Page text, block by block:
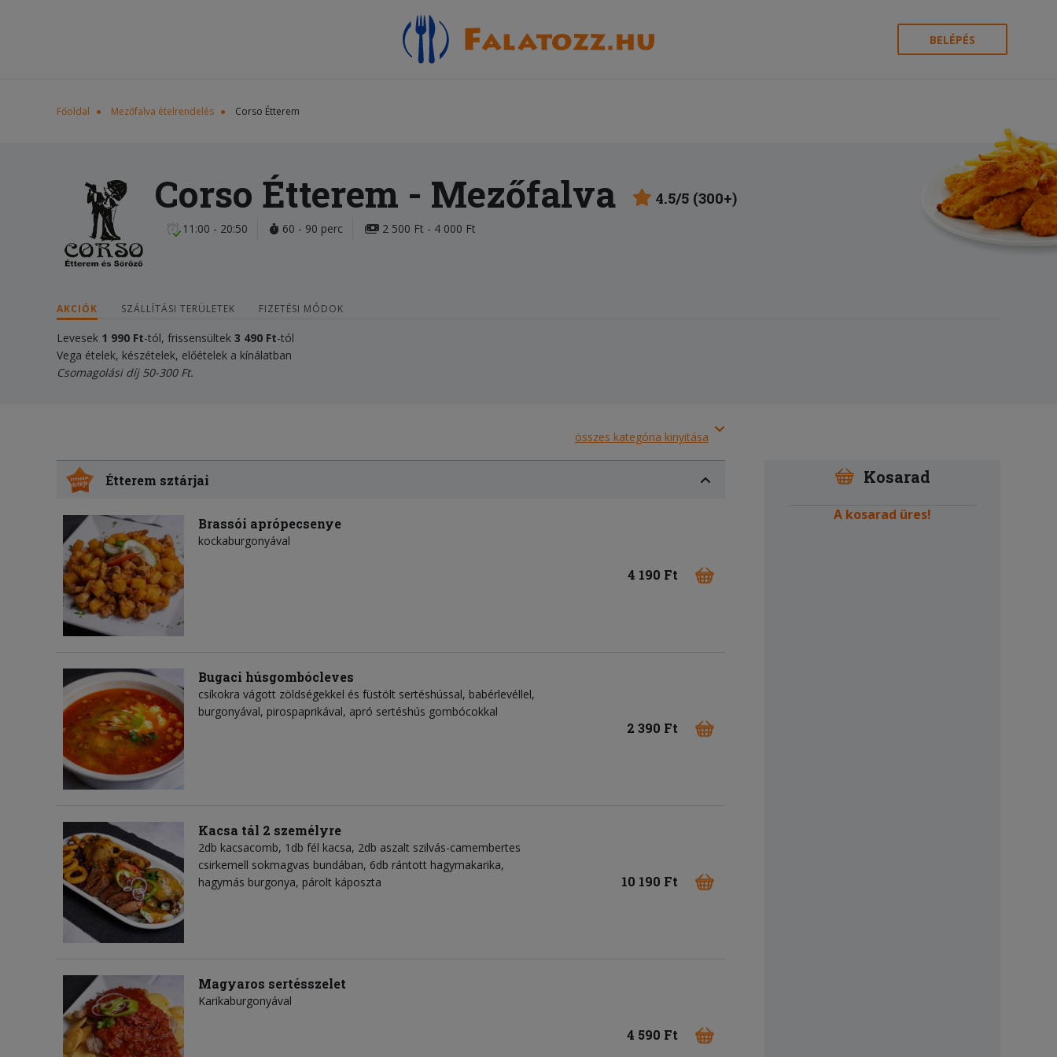
BELÉPÉS
Főoldal Mezőfalva ételrendelés Corso Étterem
Corso Étterem - Mezőfalva 4.5/5 (300+)
11:00 - 20:50 60 - 90 perc 2 500 Ft - 4 000 Ft
AKCIÓK SZÁLLÍTÁSI TERÜLETEK FIZETÉSI MÓDOK
Levesek 1 990 Ft-tól, frissensültek 3 490 Ft-tól
Vega ételek, készételek, előételek a kínálatban
Csomagolási díj 50-300 Ft.
összes kategória kinyitása
Étterem sztárjai
Brassói aprópecsenye
kockaburgonyával
4 190 Ft
Bugaci húsgombócleves
csíkokra vágott zöldségekkel és füstölt sertéshússal, babérlevéllel,
burgonyával, pirospaprikával, apró sertéshús gombócokkal
2 390 Ft
Kacsa tál 2 személyre
2db kacsacomb, 1db fél kacsa, 2db aszalt szilvás-camembertes
csirkemell sokmagvas bundában, 6db rántott hagymakarika,
hagymás burgonya, párolt káposzta
10 190 Ft
Magyaros sertésszelet
Karikaburgonyával
4 590 Ft
Kosarad
A kosarad üres!